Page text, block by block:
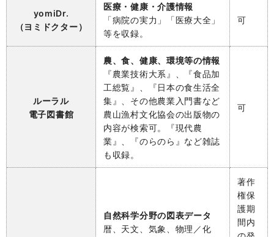
yomiDr.
（ヨミドクター）
医療・健康・介護情報
「病院の実力」「医療大全」
等を収録。
可
ルーラル
電子図書館
農、食、健康、環境等の情報
『農業技術大系』、『食品加
工総覧』、『日本の食生活全
集』、その他農業入門書など
農山漁村文化協会の出版物の
内容が検索可。『現代農
業』、『のらのら』など雑誌
も収録。
可
自然科学分野の図表データ
暦、天文、気象、物理／化
著作
権保
護期
間内